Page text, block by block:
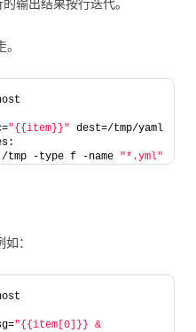
"{{item}}" dest=/tmp/yaml
tmp -type f -name
"*.yml"
：
"{{item[0]}} &